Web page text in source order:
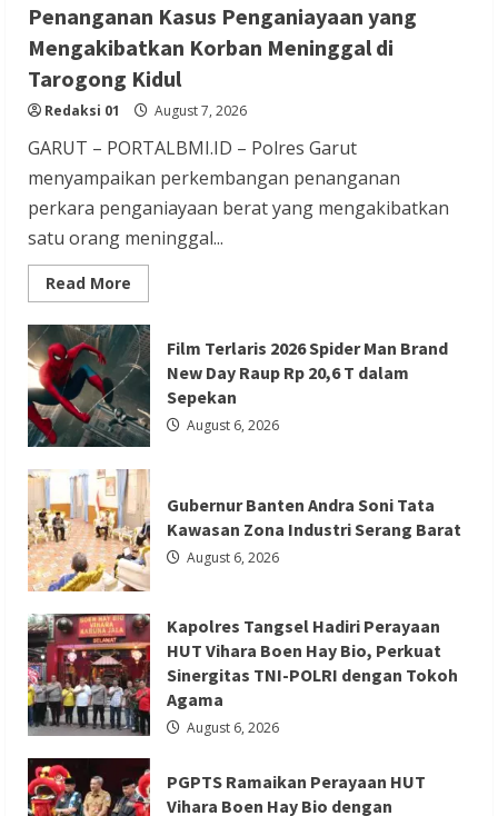
Berita Ekonomi dan Bisnis
Berita Nasional
Berita Terbaru
Gubernur Banten Andra Soni Tata
Kawasan Zona Industri Serang Barat
Redaksi 01 August 6, 2026
Berita Agama
Berita Trending
Kapolres Tangsel Hadiri Perayaan HUT
Vihara Boen Hay Bio, Perkuat Sinergitas
TNI-POLRI dengan Tokoh Agama
Redaksi 01 August 6, 2026
Berita Agama
PGPTS Ramaikan Perayaan HUT Vihara
Boen Hay Bio dengan Menampilkan
Palang Pintu
Redaksi 01 August 5, 2026
Penanganan Kasus Penganiayaan yang
Mengakibatkan Korban Meninggal di
Tarogong Kidul
Redaksi 01 August 7, 2026
GARUT – PORTALBMI.ID – Polres Garut
menyampaikan perkembangan penanganan
perkara penganiayaan berat yang mengakibatkan
satu orang meninggal...
Read More
more
Penanganan
Kasus
Penganiayaan
yang
Mengakibatkan
Korban
Meninggal
di
Tarogong
Kidul
Film Terlaris 2026 Spider Man Brand
New Day Raup Rp 20,6 T dalam
Sepekan
August 6, 2026
Gubernur Banten Andra Soni Tata
Kawasan Zona Industri Serang Barat
August 6, 2026
Kapolres Tangsel Hadiri Perayaan
HUT Vihara Boen Hay Bio, Perkuat
Sinergitas TNI-POLRI dengan Tokoh
Agama
August 6, 2026
PGPTS Ramaikan Perayaan HUT
Vihara Boen Hay Bio dengan